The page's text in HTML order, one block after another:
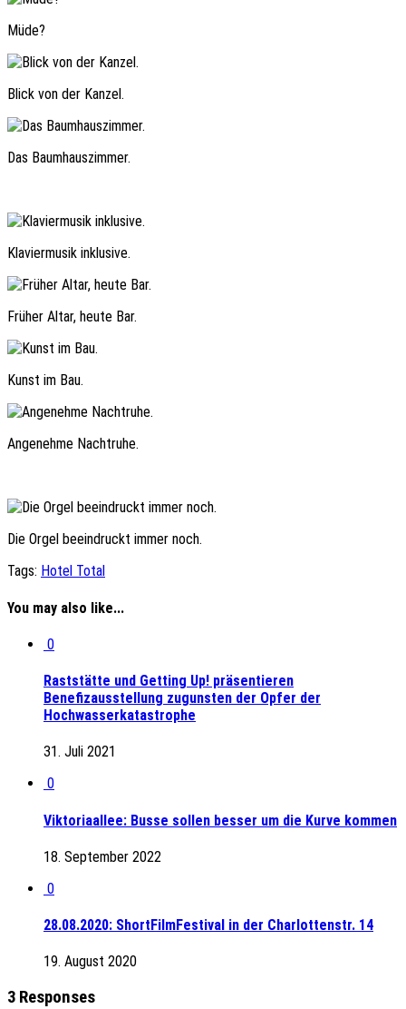
Müde?
Blick von der Kanzel.
Das Baumhauszimmer.
Klaviermusik inklusive.
Früher Altar, heute Bar.
Kunst im Bau.
Angenehme Nachtruhe.
Die Orgel beeindruckt immer noch.
Tags: Hotel Total
You may also like...
0
Raststätte und Getting Up! präsentieren
Benefizausstellung zugunsten der Opfer der
Hochwasserkatastrophe
31. Juli 2021
0
Viktoriaallee: Busse sollen besser um die Kurve kommen
18. September 2022
0
28.08.2020: ShortFilmFestival in der Charlottenstr. 14
19. August 2020
3 Responses